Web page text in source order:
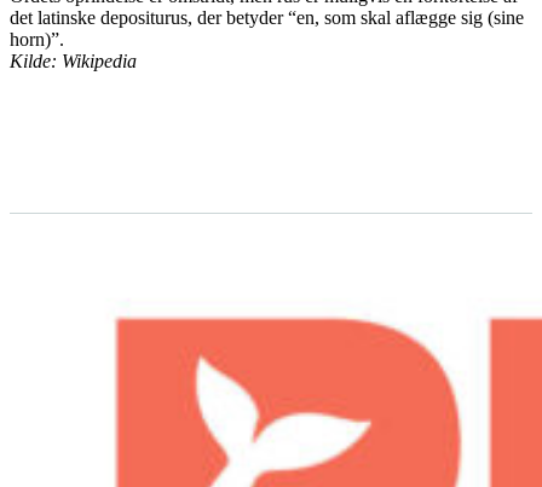
det latinske depositurus, der betyder “en, som skal aflægge sig (sine
horn)”.
Kilde: Wikipedia